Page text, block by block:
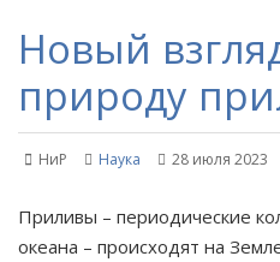
Новый
природу
НиР Наука 28 июля 2023
Приливы – периодические
океана – происходят на